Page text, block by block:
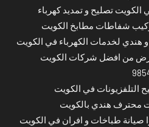
تصليح و تمديد كهرباء
شفاطات مطابخ الكويت
هندي لخدمات الكهرباء في الكويت
من افضل شركات الكويت
التلفزيونات في الكويت
محترف هندي بالكويت
صيانة طباخات و افران في الكويت